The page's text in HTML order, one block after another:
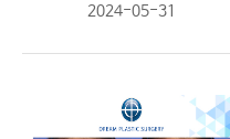
2024-05-31